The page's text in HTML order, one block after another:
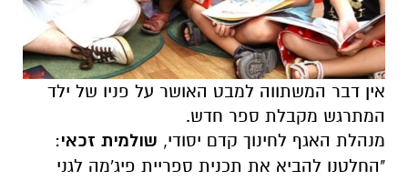
אין דבר המשתווה למבט האושר על פניו של ילד
המתרגש מקבלת ספר חדש.
מנהלת האגף לחינוך קדם יסודי, שולמית זכאי:
"החלטנו להביא את תכנית ספריית פיג'מה לגני